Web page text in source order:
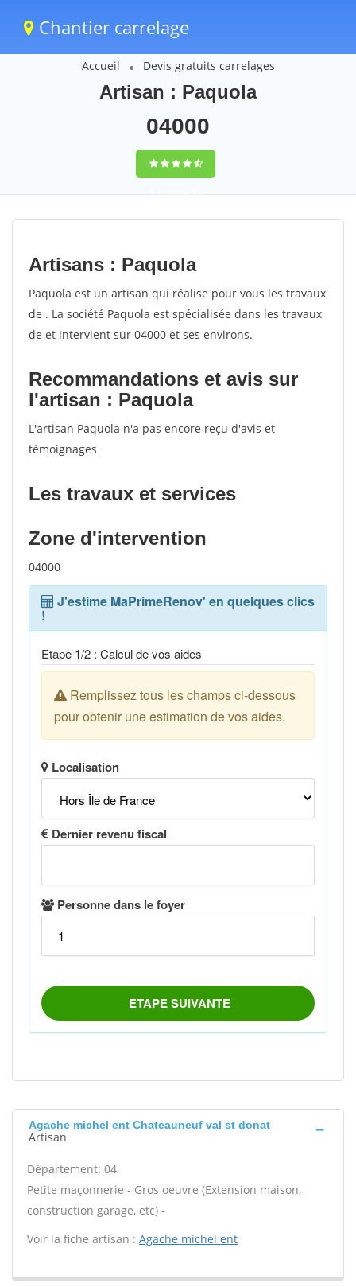
Chantier carrelage
Accueil Devis gratuits carrelages
Artisan : Paquola
04000
9,5(100%)73
votes
Artisans : Paquola
Paquola est un artisan qui réalise pour vous les travaux
de . La société Paquola est spécialisée dans les travaux
de et intervient sur 04000 et ses environs.
Recommandations et avis sur
l'artisan : Paquola
L'artisan Paquola n'a pas encore reçu d'avis et
témoignages
Les travaux et services
Zone d'intervention
04000
Agache michel ent Chateauneuf val st donat
Artisan
Département: 04
Petite maçonnerie - Gros oeuvre (Extension maison,
construction garage, etc) -
Voir la fiche artisan : Agache michel ent